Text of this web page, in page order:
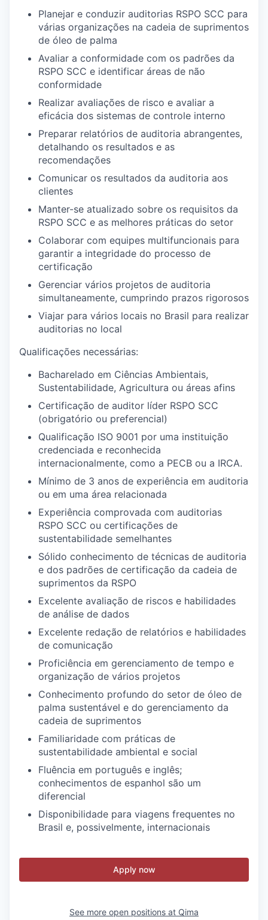
Planejar e conduzir auditorias RSPO SCC para
várias organizações na cadeia de suprimentos
de óleo de palma
Avaliar a conformidade com os padrões da
RSPO SCC e identificar áreas de não
conformidade
Realizar avaliações de risco e avaliar a
eficácia dos sistemas de controle interno
Preparar relatórios de auditoria abrangentes,
detalhando os resultados e as
recomendações
Comunicar os resultados da auditoria aos
clientes
Manter-se atualizado sobre os requisitos da
RSPO SCC e as melhores práticas do setor
Colaborar com equipes multifuncionais para
garantir a integridade do processo de
certificação
Gerenciar vários projetos de auditoria
simultaneamente, cumprindo prazos rigorosos
Viajar para vários locais no Brasil para realizar
auditorias no local
Qualificações necessárias:
Bacharelado em Ciências Ambientais,
Sustentabilidade, Agricultura ou áreas afins
Certificação de auditor líder RSPO SCC
(obrigatório ou preferencial)
Qualificação ISO 9001 por uma instituição
credenciada e reconhecida
internacionalmente, como a PECB ou a IRCA.
Mínimo de 3 anos de experiência em auditoria
ou em uma área relacionada
Experiência comprovada com auditorias
RSPO SCC ou certificações de
sustentabilidade semelhantes
Sólido conhecimento de técnicas de auditoria
e dos padrões de certificação da cadeia de
suprimentos da RSPO
Excelente avaliação de riscos e habilidades
de análise de dados
Excelente redação de relatórios e habilidades
de comunicação
Proficiência em gerenciamento de tempo e
organização de vários projetos
Conhecimento profundo do setor de óleo de
palma sustentável e do gerenciamento da
cadeia de suprimentos
Familiaridade com práticas de
sustentabilidade ambiental e social
Fluência em português e inglês;
conhecimentos de espanhol são um
diferencial
Disponibilidade para viagens frequentes no
Brasil e, possivelmente, internacionais
Apply now
See more open positions at Qima